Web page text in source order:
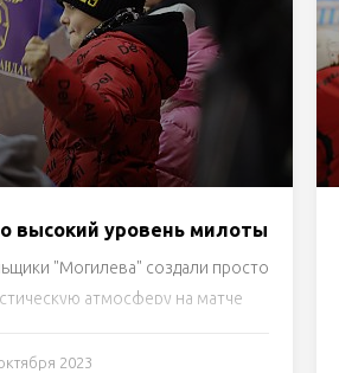
высокий уровень милоты
"Могилева" создали просто
атмосферу на матче
2023